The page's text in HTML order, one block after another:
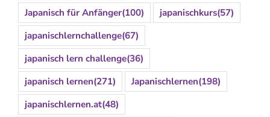
Japanisch für Anfänger(100) japanischkurs(57)
japanischlernchallenge(67)
japanisch lern challenge(36)
japanisch lernen(271) Japanischlernen(198)
japanischlernen.at(48)